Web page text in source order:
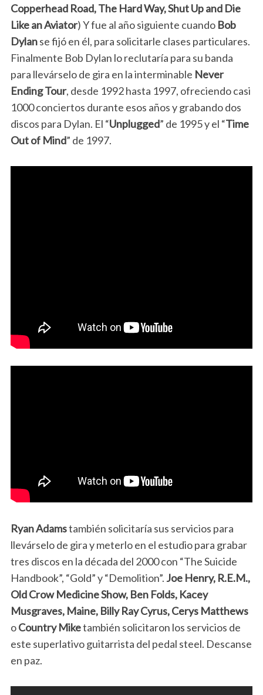
Copperhead Road, The Hard Way, Shut Up and Die
Like an Aviator) Y fue al año siguiente cuando Bob
Dylanse fijó en él, para solicitarle clases particulares.
Finalmente Bob Dylan lo reclutaría para su banda
para llevárselo de gira en la interminable Never
Ending Tour, desde 1992 hasta 1997, ofreciendo casi
1000 conciertos durante esos años y grabando dos
discos para Dylan. El “Unplugged” de 1995 y el “Time
Out of Mind” de 1997.
Ryan Adamstambién solicitaría sus servicios para
llevárselo de gira y meterlo en el estudio para grabar
tres discos en la década del 2000 con “The Suicide
Handbook”, “Gold” y “Demolition”. Joe Henry, R.E.M.,
Old Crow Medicine Show, Ben Folds, Kacey
Musgraves, Maine, Billy Ray Cyrus, Cerys Matthews
oCountry Miketambién solicitaron los servicios de
este superlativo guitarrista del pedal steel. Descanse
en paz.